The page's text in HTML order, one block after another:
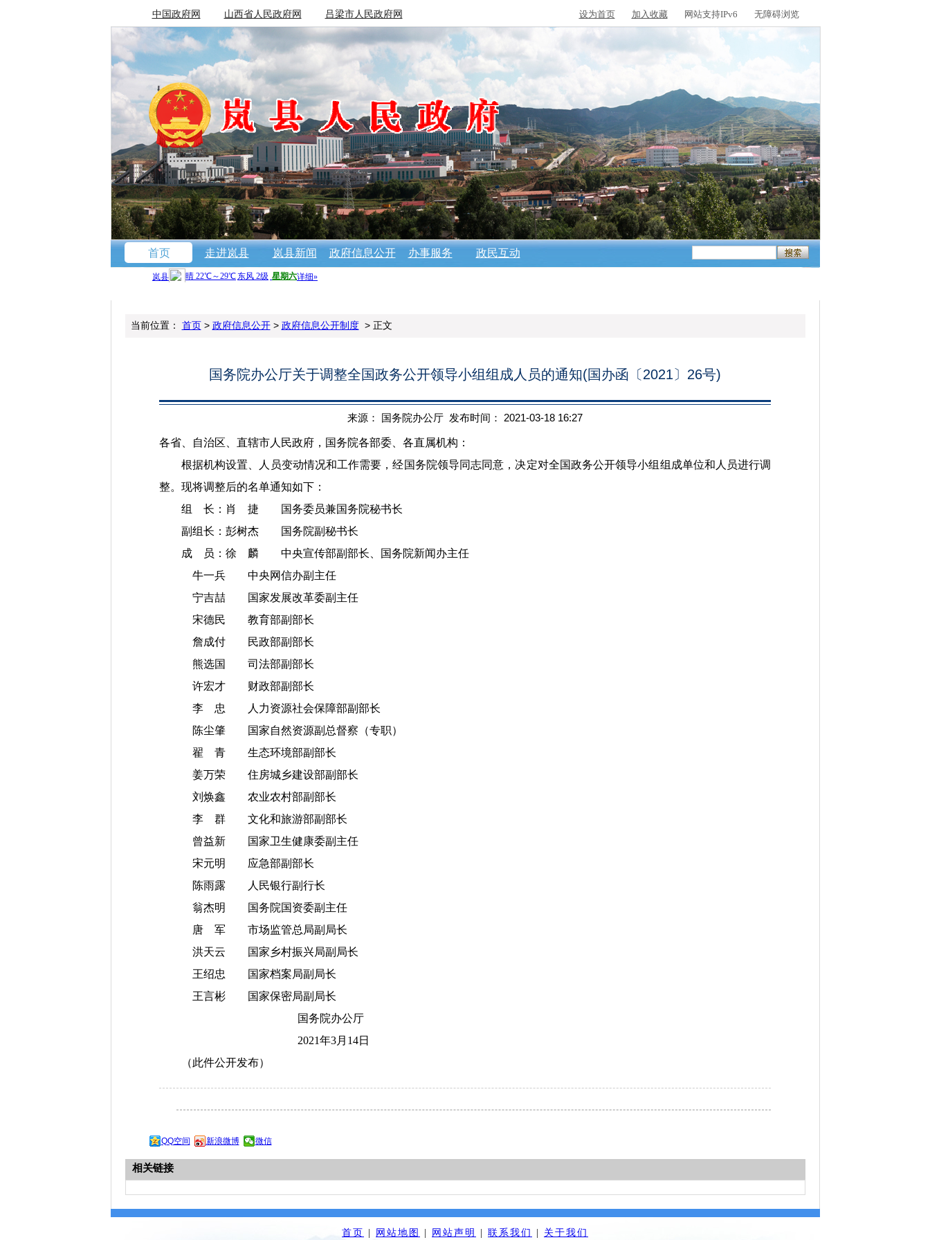
中国政府网 山西省人民政府网 吕梁市人民政府网 设为首页 加入收藏 网站支持IPv6 无障碍浏览
首页 走进岚县 岚县新闻 政府信息公开 办事服务 政民互动
当前位置： 首页> 政府信息公开> 政府信息公开制度> 正文
国务院办公厅关于调整全国政务公开领导小组组成人员的通知(国办函〔2021〕26号)
来源： 国务院办公厅 发布时间： 2021-03-18 16:27
各省、自治区、直辖市人民政府，国务院各部委、各直属机构：
根据机构设置、人员变动情况和工作需要，经国务院领导同志同意，决定对全国政务公开领导小组组成单位和人员进行调
整。现将调整后的名单通知如下：
组 长：肖 捷 国务委员兼国务院秘书长
副组长：彭树杰 国务院副秘书长
成 员：徐 麟 中央宣传部副部长、国务院新闻办主任
牛一兵 中央网信办副主任
宁吉喆 国家发展改革委副主任
宋德民 教育部副部长
詹成付 民政部副部长
熊选国 司法部副部长
许宏才 财政部副部长
李 忠 人力资源社会保障部副部长
陈尘肇 国家自然资源副总督察（专职）
翟 青 生态环境部副部长
姜万荣 住房城乡建设部副部长
刘焕鑫 农业农村部副部长
李 群 文化和旅游部副部长
曾益新 国家卫生健康委副主任
宋元明 应急部副部长
陈雨露 人民银行副行长
翁杰明 国务院国资委副主任
唐 军 市场监管总局副局长
洪天云 国家乡村振兴局副局长
王绍忠 国家档案局副局长
王言彬 国家保密局副局长
国务院办公厅
2021年3月14日
（此件公开发布）
QQ空间 新浪微博 微信
相关链接
首页 网站地图 网站声明 联系我们 关于我们